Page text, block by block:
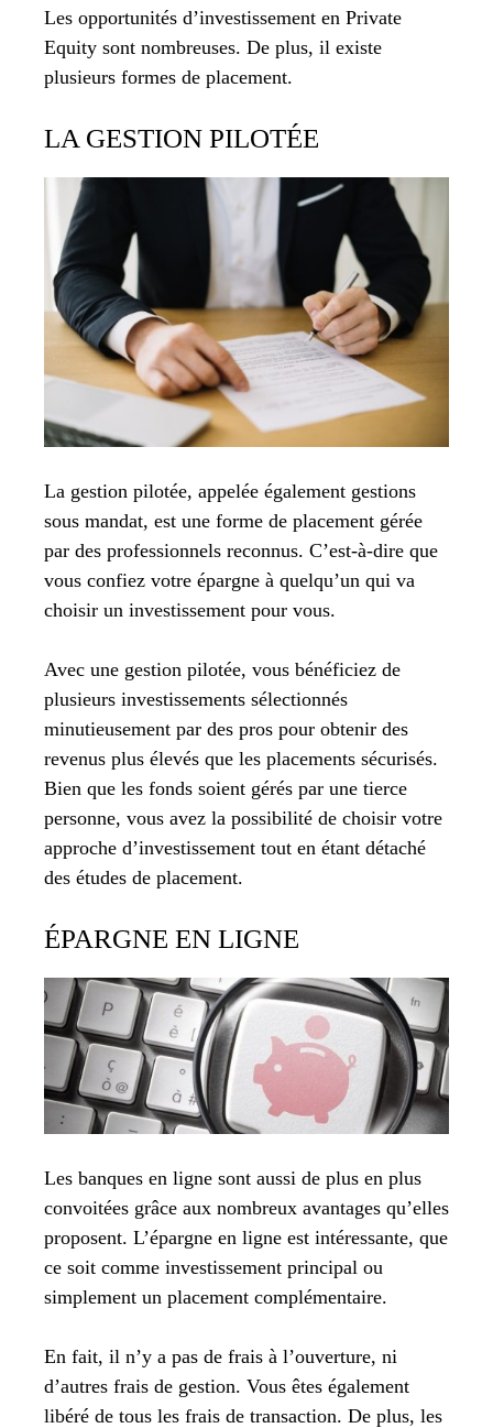
Les opportunités d’investissement en Private
Equity sont nombreuses. De plus, il existe
plusieurs formes de placement.
LA GESTION PILOTÉE
La gestion pilotée, appelée également gestions
sous mandat, est une forme de placement gérée
par des professionnels reconnus. C’est-à-dire que
vous confiez votre épargne à quelqu’un qui va
choisir un investissement pour vous.
Avec une gestion pilotée, vous bénéficiez de
plusieurs investissements sélectionnés
minutieusement par des pros pour obtenir des
revenus plus élevés que les placements sécurisés.
Bien que les fonds soient gérés par une tierce
personne, vous avez la possibilité de choisir votre
approche d’investissement tout en étant détaché
des études de placement.
ÉPARGNE EN LIGNE
Les banques en ligne sont aussi de plus en plus
convoitées grâce aux nombreux avantages qu’elles
proposent. L’épargne en ligne est intéressante, que
ce soit comme investissement principal ou
simplement un placement complémentaire.
En fait, il n’y a pas de frais à l’ouverture, ni
d’autres frais de gestion. Vous êtes également
libéré de tous les frais de transaction. De plus, les